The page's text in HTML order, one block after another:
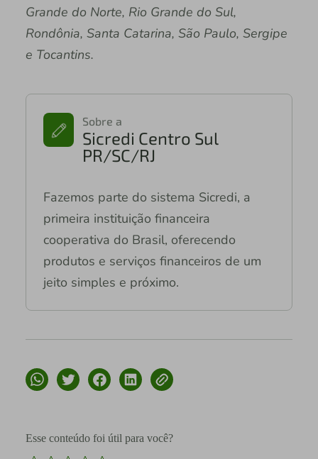
Grande do Norte, Rio Grande do Sul,
Rondônia, Santa Catarina, São Paulo, Sergipe
e Tocantins.
Sobre a
Sicredi Centro Sul
PR/SC/RJ
Fazemos parte do sistema Sicredi, a
primeira instituição financeira
cooperativa do Brasil, oferecendo
produtos e serviços financeiros de um
jeito simples e próximo.
Esse conteúdo foi útil para você?